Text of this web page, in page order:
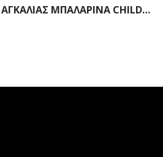
ΒΡΕΦΙΚΑ ΠΑΠΟΥΤΣΙΑ ΑΓΚΑΛΙΑΣ ΜΠΑΛΑΡΙΝΑ CHILDRENLAND ΚΟΚΚΙΝΟ